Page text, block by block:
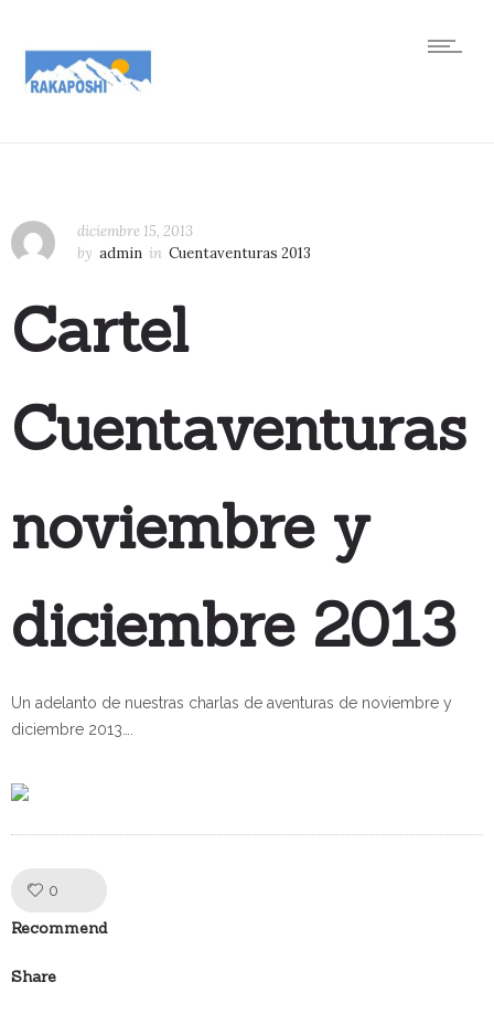
diciembre 15, 2013
by admin in Cuentaventuras 2013
Cartel
Cuentaventuras
noviembre y
diciembre 2013
Un adelanto de nuestras charlas de aventuras de noviembre y
diciembre 2013….
0
Recommend
Share